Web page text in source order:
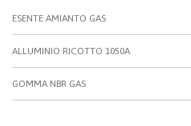
ESENTE AMIANTO GAS
ALLUMINIO RICOTTO 1050A
GOMMA NBR GAS